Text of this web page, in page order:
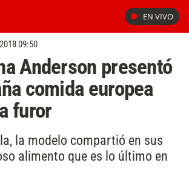
EN VIVO
09:50
Anderson presentó
comida europea
furor
la modelo compartió en sus
alimento que es lo último en